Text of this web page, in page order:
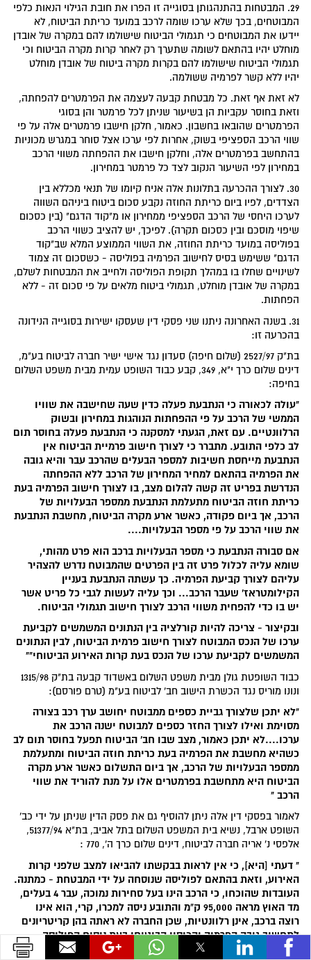
29. המבטחות בהתנהגותן בסוגייה זו הפרו את חובת הגילוי הנאות כלפי
המבוטחים, בכך שלא ערכו שומה לרכב במועד כריתת הביטוח, לא
יידעו את המבוטחים כי תגמולי הביטוח שישולמו להם במקרה של אובדן
מוחלט יהיו בהתאם לשומה שתערך רק לאחר קרות מקרה הביטוח וכי
תגמולי הביטוח שישולמו להם בקרות מקרה ביטוח של אובדן מוחלט
יהיו ללא קשר לפרמיה ששולמה.
לא זאת אף זאת. כל מבטחת קבעה לעצמה את הפרמטרים להפחתה,
וזאת בחוסר עקביות הן בשיעור שניתן לכל פרמטר והן בסוגי
הפרמטרים שהובאו בחשבון. כאמור, חלקן חישבו פרמטרים אלה על פי
שווי הרכב הספציפי בשוק, אחרות לפי ערכו אצל סוחר במגרש מכוניות
בהתחשב בפרמטרים אלה, וחלקן חישבו את ההפחתה משווי הרכב
במחירון לפי השיעור הנקוב לצד כל פרמטר במחירון.
30. לצורך ההכרעה בתלונות אלה אניח קיומו של תנאי מכללא בין
הצדדים, לפיו ביום כריתת החוזה נקבע סכום ביטוח ביניהם השווה
לערכו היחסי של הרכב הספציפי ממחירון או מ"קוד הדגם" (בין כסכום
שיפוי מוסכם ובין כסכום תקרה). לפיכך, יש להציב כשווי הרכב
בפוליסה במועד כריתת החוזה, את השווי הממוצע המלא שב"קוד
הדגם" ששימש בסיס לחישוב הפרמיה בפוליסה - כשסכום זה צמוד
לשינויים שחלו בו במהלך תקופת הפוליסה ולחייב את המבטחות לשלם,
במקרה של אובדן מוחלט, תגמולי ביטוח מלאים על פי סכום זה - ללא
הפחתות.
31. בשנה האחרונה ניתנו שני פסקי דין שעסקו ישירות בסוגייה הנידונה
בהכרעה זו:
בת"ק 2527/97 (שלום חיפה) סעדון נגד אישי ישיר חברה לביטוח בע"מ,
דינים שלום כרך י"א, 349, קבע כבוד השופט עמית מבית משפט השלום
בחיפה:
"עולה לכאורה כי הנתבעת פעלה כדין שעה שחישבה את שוויו
הממשי של הרכב על פי ההפחתות הנוהגות במחירון ובשוק
הרלוונטיים. עם זאת, הגעתי למסקנה כי הנתבעת פעלה בחוסר תום
לב כלפי התובע. מתברר כי לצורך חישוב פרמיית הביטוח אין
הנתבעת מייחסת חשיבות למספר הבעלים שהרכב עבר והיא גובה
את הפרמיה בהתאם למחיר המחירון של הרכב ללא ההפחתה
הנדרשת בפריט זה קשה להלום מצב, בו לצורך חישוב הפרמיה בעת
כריתת חוזה הביטוח מתעלמת הנתבעת ממספר הבעלויות של
הרכב, אך ביום פקודה, כאשר ארע מקרה הביטוח, מחשבת הנתבעת
את שווי הרכב על פי מספר הבעלויות....
אם סבורה הנתבעת כי מספר הבעלויות ברכב הוא פרט מהותי,
שומא עליה לכלול פרט זה בין הפרטים שהמבוטח נדרש להצהיר
עליהם לצורך קביעת הפרמיה. כך עשתה הנתבעת בעניין
הקילומטראז' שעבר הרכב... וכך עליה לעשות לגבי כל פריט אשר
יש בו כדי להפחית משווי הרכב לצורך חישוב תגמולי הביטוח.
ובקיצור - צריכה להיות קורלציה בין הנתונים המשמשים לקביעת
ערכו של הנכס המבוטח לצורך חישוב פרמית הביטוח, לבין הנתונים
המשמשים לקביעת ערכו של הנכס בעת קרות האירוע הביטוחי""
כבוד השופטת גולן מבית משפט השלום באשדוד קבעה בת"ק 1315/98
ונונו מוריס נגד הכשרת הישוב חב' לביטוח בע"מ (טרם פורסם):
"לא יתכן שלצורך גביית כספים ממבוטח יחושב ערך רכב בצורה
מסוימת ואילו לצורך החזר כספים למבוטח ישנה הרכב את
ערכו....לא יתכן כאמור, מצב שבו חב' הביטוח תפעל בחוסר תום לב
כשהיא מחשבת את הפרמיה בעת כריתת חוזה הביטוח ומתעלמת
ממספר הבעלויות של הרכב, אך ביום התשלום כאשר ארע מקרה
הביטוח היא מתחשבת בפרמטרים אלו על מנת להוריד את שווי
הרכב "
לאמור בפסקי דין אלה ניתן להוסיף גם את פסק הדין שניתן על ידי כב'
השופט ארבל, נשיא בית המשפט השלום בתל אביב, בת"א 51377/94,
אלפסי נ' אריה חברה לביטוח, דינים שלום כרך ה', 770 :
" דעתי [היא], כי אין לראות בבקשתו להביאו למצב שלפני קרות
האירוע, וזאת בהתאם לפוליסה שנוסחה על ידי המבטחת - כמתנה.
העובדות שהוכחו, כי הרכב הינו בעל סחירות נמוכה, עבר 4 בעלים,
מד האוץ מראה 95,000 ק"מ והתובע ניסה למכרו, קרי, הוא אינו
רוצה ברכב, אינן רלוונטיות, שכן החברה לא ראתה בהן קריטריונים
לתחשיב גובה הפרמיה והכיסוי הביטוחי בעת ניסוח הפוליסה.
מכאן, שאינן מהוות שיקול לאופן הפיצוי וגובהו עם קרות האירוע